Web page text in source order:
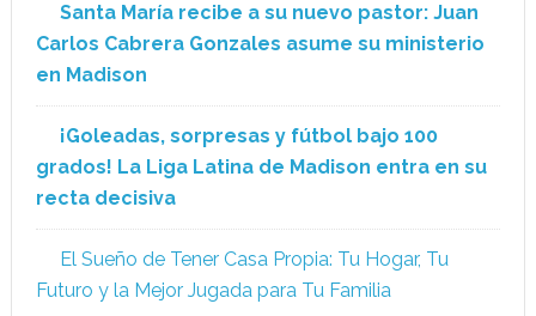
Santa María recibe a su nuevo pastor: Juan
Carlos Cabrera Gonzales asume su ministerio
en Madison
¡Goleadas, sorpresas y fútbol bajo 100
grados! La Liga Latina de Madison entra en su
recta decisiva
El Sueño de Tener Casa Propia: Tu Hogar, Tu
Futuro y la Mejor Jugada para Tu Familia